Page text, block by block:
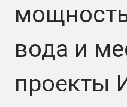
вода и
проекты